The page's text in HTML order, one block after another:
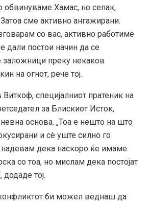
обвинуваме Хамас, но сепак,
сме активно ангажирани.
со вас, активно работиме
дали постои начин да се
заложници преку некаков
на огнот, рече тој.
специјалниот пратеник на
за Блискиот Исток,
основа. „Тоа е нешто на што
и сè уште силно го
дека наскоро ќе имаме
со тоа, но мислам дека постојат
тој.
би можел веднаш да